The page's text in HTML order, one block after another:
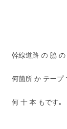
幹線道路 の 脇
何箇所 か テープ
何 十 本 もです｡